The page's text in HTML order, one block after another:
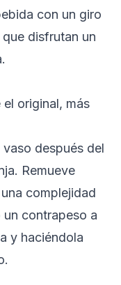
con un giro
disfrutan un
original, más
vaso después del
Remueve
complejidad
contrapeso a
y haciéndola